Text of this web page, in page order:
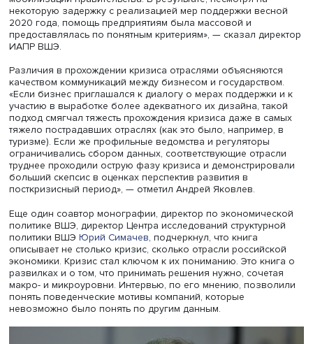
Андрей Яковлев, фото: Михаил Дмитриев / Высшая школа
Андрей Яковлев подчеркнул более адекватную, чем
реакцию правительства на кризис. «Возможно, были
извлечены уроки из опыта реализации антикризисных
негативных сценариев на старте пандемии привели к
мобилизации правительства. В результате, несмотря на
некоторую задержку с реализацией мер поддержки
2020 года, помощь предприятиям была массовой и
предоставлялась по понятным критериям», — сказал
ИАПР ВШЭ.
Различия в прохождении кризиса отраслями
качеством коммуникаций между бизнесом и
«Если бизнес приглашался к диалогу о мерах